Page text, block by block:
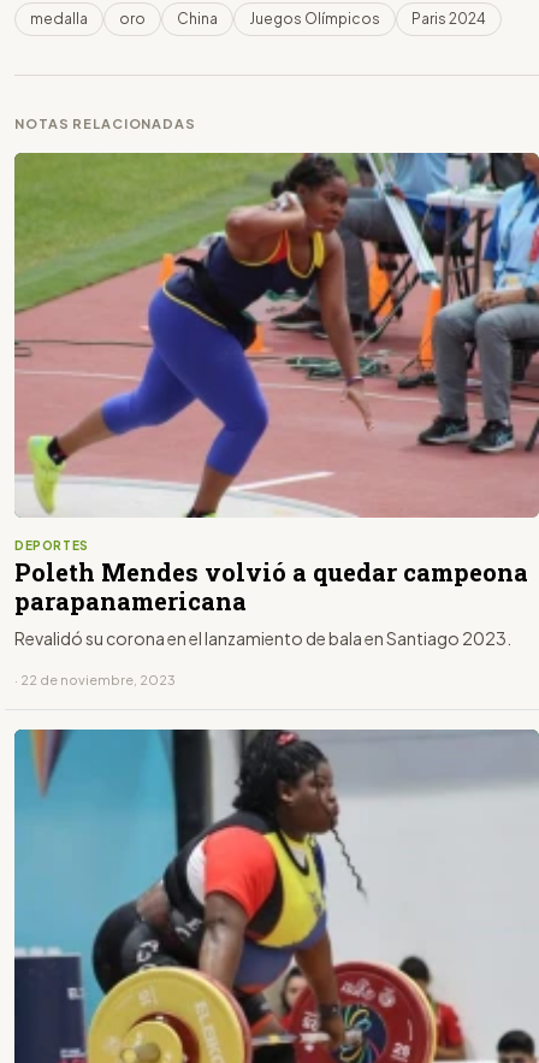
medalla oro China Juegos Olímpicos Paris 2024
NOTAS RELACIONADAS
DEPORTES
Poleth Mendes volvió a quedar campeona
parapanamericana
Revalidó su corona en el lanzamiento de bala en Santiago 2023.
· 22 de noviembre, 2023